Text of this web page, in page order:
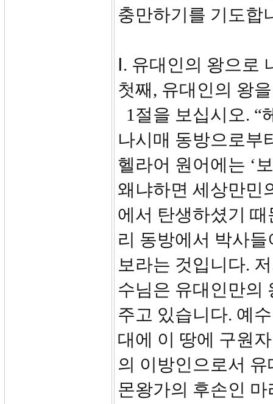
충만하기를 기도합
Ⅰ. 유대인의 왕으로
첫째, 유대인의 왕
1절을 보십시오. “
나시매 동방으로부
헬라어 원어에는 ‘
왜냐하면 세상만민
에서 탄생하셨기
리 동방에서 박사
보라는 것입니다.
수님은 유대인만의
주고 있습니다. 예
대에 이 땅에 구원
의 이방인으로서
몬왕가의 후손인